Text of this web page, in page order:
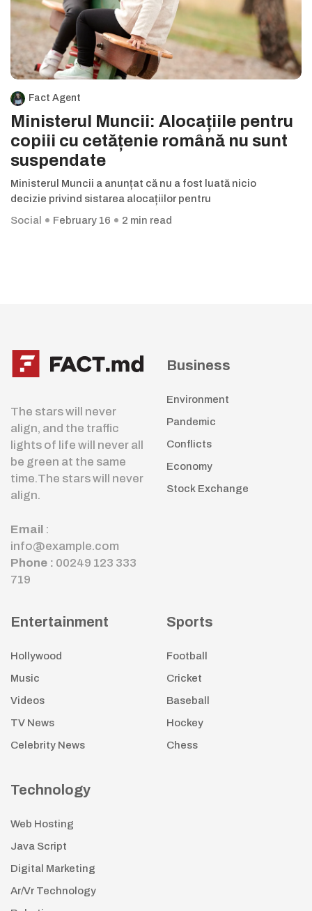
Fact Agent
Ministerul Muncii: Alocațiile pentru
copiii cu cetățenie română nu sunt
suspendate
Ministerul Muncii a anunțat că nu a fost luată nicio
decizie privind sistarea alocațiilor pentru
Social
February 16 2 min read
The stars will never
align, and the traffic
lights of life will never all
be green at the same
time.The stars will never
align.
Email :
info@example.com
Phone : 00249 123 333
719
Business
Environment
Pandemic
Conflicts
Economy
Stock Exchange
Entertainment
Hollywood
Music
Videos
TV News
Celebrity News
Sports
Football
Cricket
Baseball
Hockey
Chess
Technology
Web Hosting
Java Script
Digital Marketing
Ar/Vr Technology